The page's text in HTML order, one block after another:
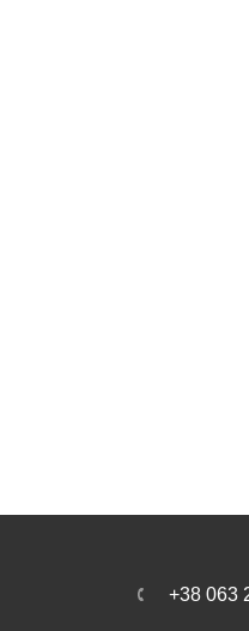
+38 063